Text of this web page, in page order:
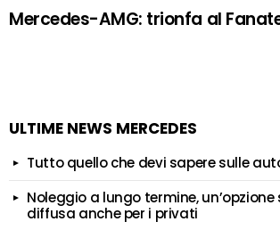
Mercedes-AMG: trionfa al
ULTIME NEWS MERCEDES
Tutto quello che devi sapere sulle
Noleggio a lungo termine, un’opzione
diffusa anche per i privati